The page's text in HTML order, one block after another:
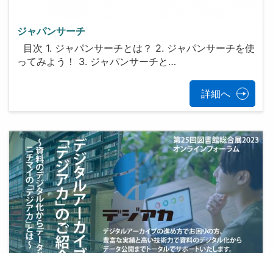
ジャパンサーチ
目次 1. ジャパンサーチとは？ 2. ジャパンサーチを使
ってみよう！ 3. ジャパンサーチと…
詳細へ